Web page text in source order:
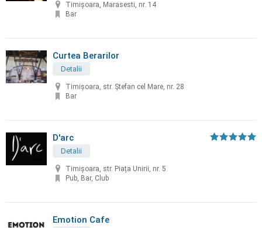
Timișoara, Marasesti, nr. 14
Bar
Curtea Berarilor
Detalii
Timișoara, str. Ștefan cel Mare, nr. 28
Bar
D'arc
Detalii
Timișoara, str. Piața Unirii, nr. 5
Pub, Bar, Club
Emotion Cafe